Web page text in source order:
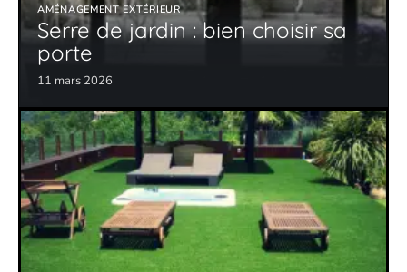
AMÉNAGEMENT EXTÉRIEUR
Serre de jardin : bien choisir sa
porte
11 mars 2026